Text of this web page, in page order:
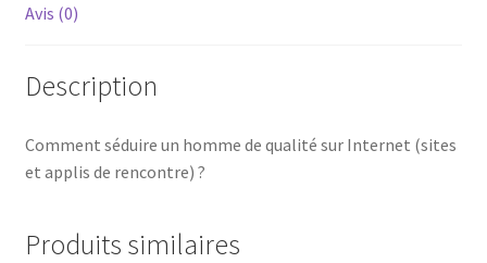
Avis (0)
Description
Comment séduire un homme de qualité sur Internet (sites
et applis de rencontre) ?
Produits similaires